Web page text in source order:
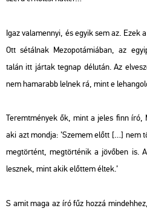
Igaz va­la­mennyi, és egyik sem az. Ezek
Ott sé­tál­nak Me­zo­po­tá­mi­á­ban, az
talán itt jár­tak teg­nap dél­után. Az
nem ha­ma­rabb lel­nek rá, mint e
Te­remt­mé­nyek ők, mint a jeles finn író,
aki azt mond­ja: ’Sze­mem előtt […] nem
meg­tör­tént, meg­tör­té­nik a jö­vő­ben is.
lesz­nek, mint akik előt­tem éltek.’
S amit maga az író fűz hozzá